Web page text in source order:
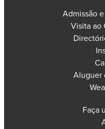
Admissão
Visita ao
Aluguer
Faça